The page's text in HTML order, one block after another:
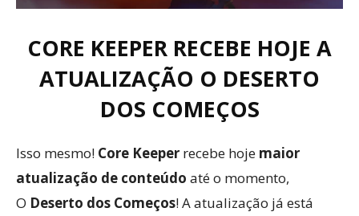
CORE KEEPER RECEBE HOJE A
ATUALIZAÇÃO O DESERTO
DOS COMEÇOS
Isso mesmo! Core Keeper recebe hoje maior
atualização de conteúdo até o momento,
O Deserto dos Começos! A atualização já está